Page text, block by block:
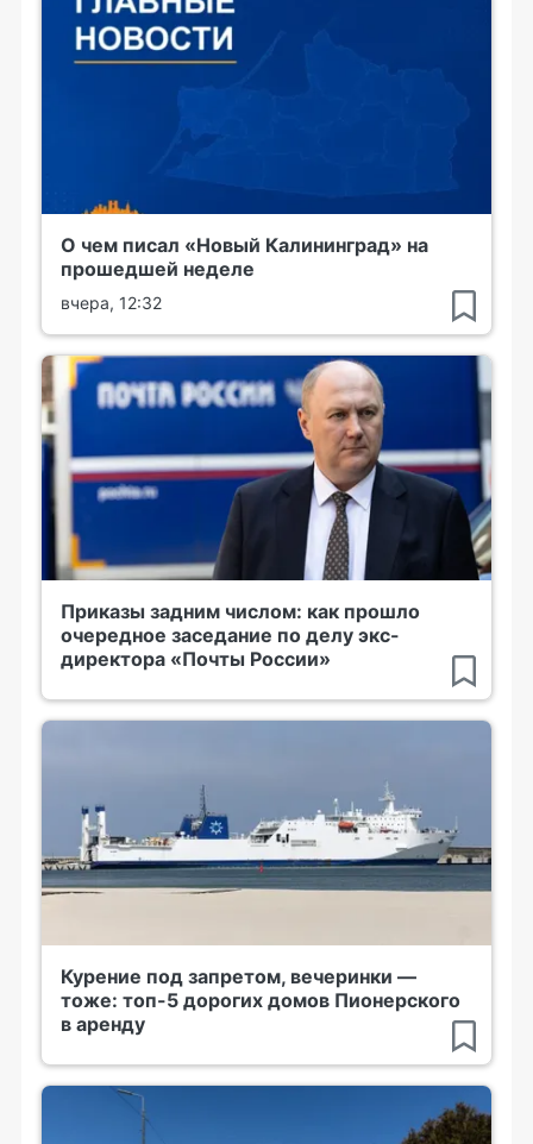
О чем писал «Новый Калининград» на
прошедшей неделе
вчера, 12:32
Приказы задним числом: как прошло
очередное заседание по делу экс-
директора «Почты России»
Курение под запретом, вечеринки —
тоже: топ-5 дорогих домов Пионерского
в аренду